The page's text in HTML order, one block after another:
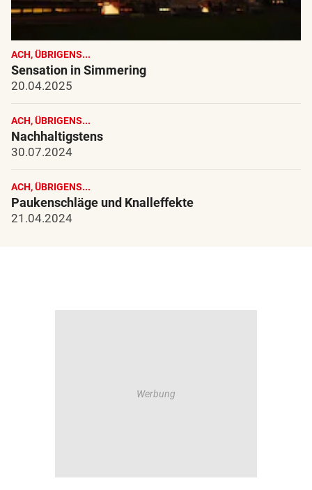
ACH, ÜBRIGENS...
Sensation in Simmering
20.04.2025
ACH, ÜBRIGENS...
Nachhaltigstens
30.07.2024
ACH, ÜBRIGENS...
Paukenschläge und Knalleffekte
21.04.2024